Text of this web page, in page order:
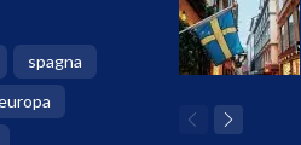
spagna